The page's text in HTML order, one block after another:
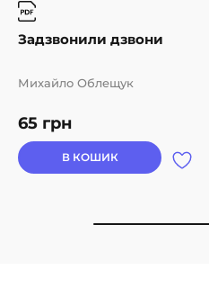
Задзвонили дзвони
65 грн
Михайло Облещук
В КОШИК